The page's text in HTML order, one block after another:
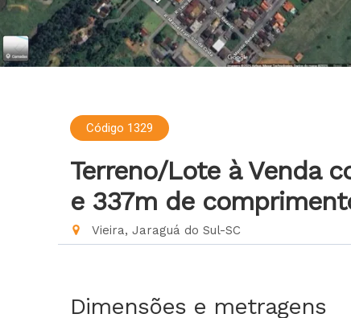
Código 1329
Terreno/Lote à Venda
e 337m de
Vieira, Jaraguá do Sul-SC
Dimensões e metragens